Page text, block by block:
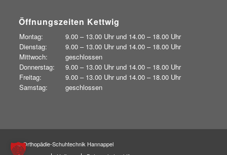
Öffnungszeiten Kettwig
Montag: 9.00 – 13.00 Uhr und 14.00 – 18.00 Uhr
Dienstag:
9.00 – 13.00 Uhr und 14.00 – 18.00 Uhr
Mittwoch:
geschlossen
Donnerstag:
9.00 – 13.00 Uhr und 14.00 – 18.00 Uhr
Freitag:
9.00 – 13.00 Uhr und 14.00 – 18.00 Uhr
Samstag:
geschlossen
© Orthopädie-Schuhtechnik Hannappel